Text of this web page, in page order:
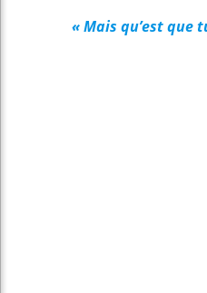
« Mais qu’est que